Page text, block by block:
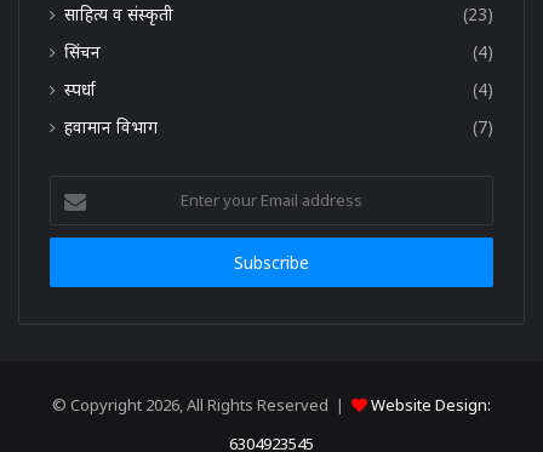
साहित्य व संस्कृती
(23)
सिंचन
(4)
स्पर्धा
(4)
हवामान विभाग
(7)
your
Email
© Copyright 2026, All Rights Reserved |
Website Design:
6304923545